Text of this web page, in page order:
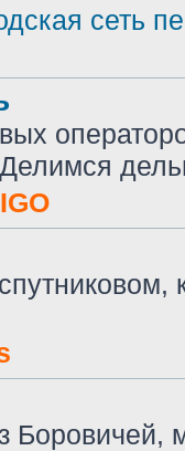
сеть
Боровичей,